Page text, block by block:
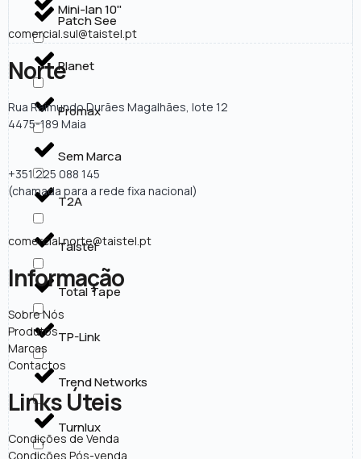
Mini-lan 10''
Patch See
Planet
Promax
Sem Marca
T2A
Taistel
Total Tape
TP-Link
Trend Networks
Turnlux
comercial.sul@taistel.pt
Norte
Rua Raimundo Durães Magalhães, lote 12
4475-189 Maia
+351 225 088 145
(chamada para a rede fixa nacional)
comercial.norte@taistel.pt
Informação
Sobre Nós
Produtos
Marcas
Contactos
Links Úteis
Condições de Venda
Condições Pós-venda